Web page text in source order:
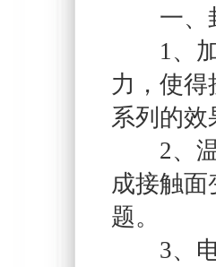
一、
1、加
力，使
系列的效
2、温
成接触
题。
3、电